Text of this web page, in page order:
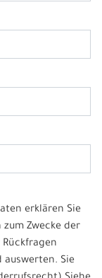
erklären Sie
Zwecke der
Sie